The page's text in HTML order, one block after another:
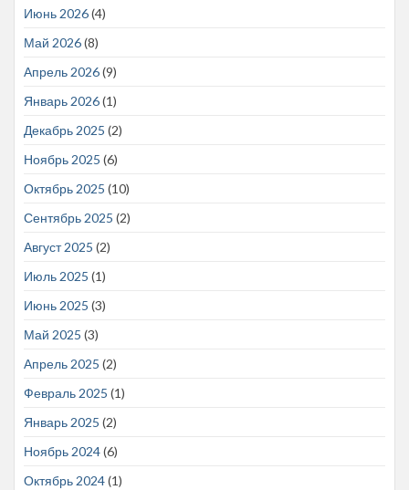
Июнь 2026(4)
Май 2026(8)
Апрель 2026(9)
Январь 2026(1)
Декабрь 2025 (2)
Ноябрь 2025 (6)
Октябрь 2025 (10)
Сентябрь 2025 (2)
Август 2025 (2)
Июль 2025 (1)
Июнь 2025 (3)
Май 2025 (3)
Апрель 2025 (2)
Февраль 2025 (1)
Январь 2025 (2)
Ноябрь 2024(6)
Октябрь 2024(1)